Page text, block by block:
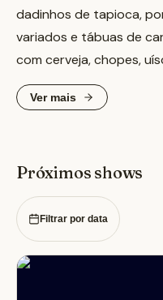
dadinhos de tapioca,
variados e tábuas de
com cerveja, chopes,
Além disso, o bar
no bairro Savassi.
Ver mais
Próximos shows
Filtrar por data